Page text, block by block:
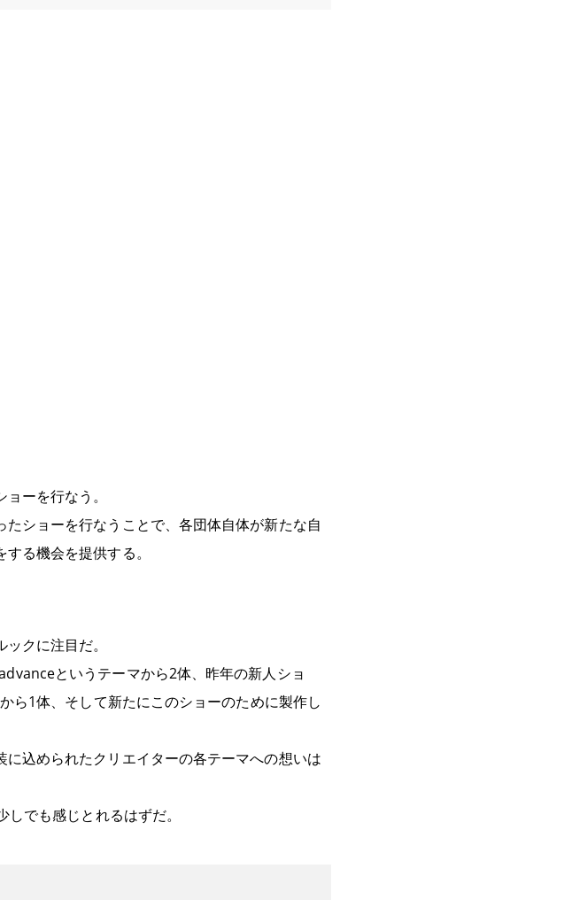
ーを行なう。
ショーを行なうことで、各団体自体が新たな自
する機会を提供する。
クに注目だ。
というテーマから2体、昨年の新人ショ
ら1体、そして新たにこのショーのために製作し
込められたクリエイターの各テーマへの想いは
でも感じとれるはずだ。